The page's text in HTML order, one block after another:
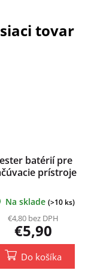
tovar
batérií pre
prístroje
Na sklade (>10 ks)
€4,80 bez DPH
€5,90
Do košíka